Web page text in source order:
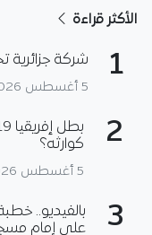
الأكثر قراءة
1 شركة جزائرية
5 أغسطس 2026
2
كوارثه؟
5 أغسطس 2026
3
بالفيديو..
على إمام